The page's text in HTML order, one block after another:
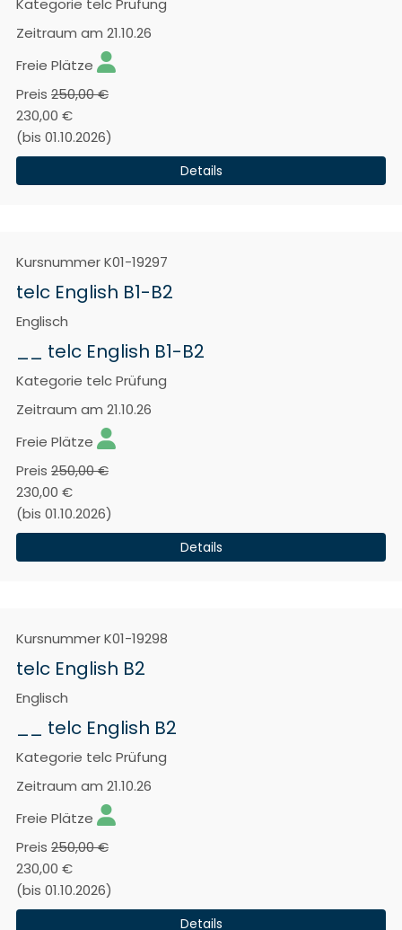
Kategorie telc Prüfung
Zeitraum am 21.10.26
Freie Plätze
Preis 250,00 €
230,00 €
(bis 01.10.2026)
Details
KursnummerK01-19297
telc English B1-B2
Englisch
__ telc English B1-B2
Kategorie telc Prüfung
Zeitraum am 21.10.26
Freie Plätze
Preis 250,00 €
230,00 €
(bis 01.10.2026)
Details
KursnummerK01-19298
telc English B2
Englisch
__ telc English B2
Kategorie telc Prüfung
Zeitraum am 21.10.26
Freie Plätze
Preis 250,00 €
230,00 €
(bis 01.10.2026)
Details